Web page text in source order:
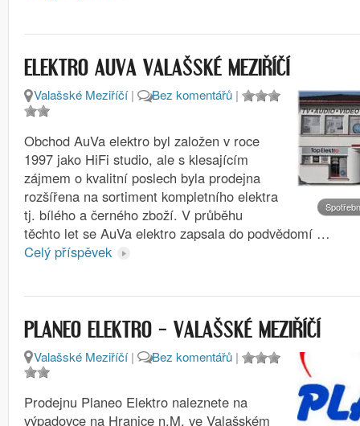
ELEKTRO AUVA VALAŠSKÉ MEZIŘÍČÍ
Valašské Meziříčí| Bez komentářů |
Obchod AuVa elektro byl založen v roce
1997 jako HiFi studio, ale s klesajícím
zájmem o kvalitní poslech byla prodejna
rozšířena na sortiment kompletního elektra
tj. bílého a černého zboží. V průběhu
těchto let se AuVa elektro zapsala do podvědomí …
Celý příspěvek
PLANEO ELEKTRO – VALAŠSKÉ MEZIŘÍČÍ
Valašské Meziříčí| Bez komentářů |
Prodejnu Planeo Elektro naleznete na
výpadovce na Hranice n.M. ve Valašském